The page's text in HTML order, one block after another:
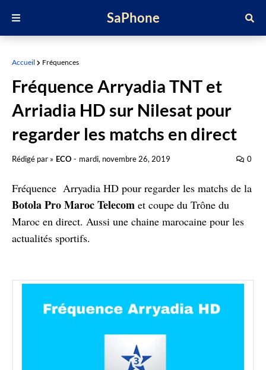
SaPhone
Accueil Fréquences
Fréquence Arryadia TNT et
Arriadia HD sur Nilesat pour
regarder les matchs en direct
Rédigé par » ECO - mardi, novembre 26, 2019 0
Fréquence Arryadia HD pour regarder les matchs de la
Botola Pro Maroc Telecom et coupe du Trône du
Maroc en direct. Aussi une chaine marocaine pour les
actualités sportifs.